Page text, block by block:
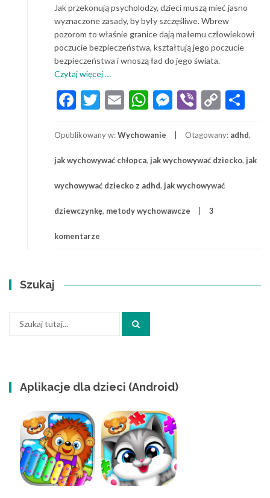
Jak przekonują psycholodzy, dzieci muszą mieć jasno
wyznaczone zasady, by były szczęśliwe. Wbrew
pozorom to właśnie granice dają małemu człowiekowi
poczucie bezpieczeństwa, kształtują jego poczucie
bezpieczeństwa i wnoszą ład do jego świata.
Czytaj więcej
wychować
szczęśliwe
Metody
dziecka
…
Facebook
Twitter
EmailWhatsApp
Messenger
Viber
Copy
Opublikowany w:Wychowanie Otagowany: adhd,
jak wychowywać chłopca, jak wychowywać dziecko, jak
wychowywać dziecko z adhd, jak wychowywać
dziewczynkę, metody wychowawcze 3
komentarze
Szukaj
Aplikacje dla dzieci (Android)